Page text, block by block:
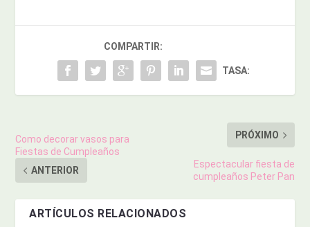
COMPARTIR:
TASA:
Como decorar vasos para
Fiestas de Cumpleaños
ANTERIOR
PRÓXIMO
Espectacular fiesta de
cumpleaños Peter Pan
ARTÍCULOS RELACIONADOS